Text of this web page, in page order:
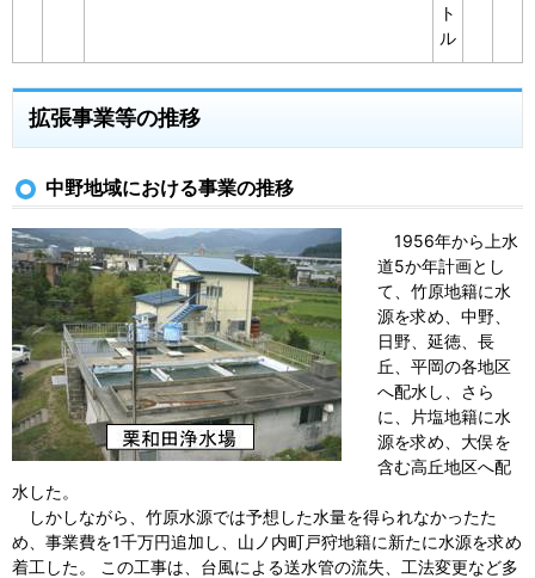
ト
ル
拡張事業等の推移
中野地域における事業の推移
1956年から上水
道5か年計画とし
て、竹原地籍に水
源を求め、中野、
日野、延徳、長
丘、平岡の各地区
へ配水し、さら
に、片塩地籍に水
源を求め、大俣を
含む高丘地区へ配
水した。
しかしながら、竹原水源では予想した水量を得られなかったた
め、事業費を1千万円追加し、山ノ内町戸狩地籍に新たに水源を求め
着工した。 この工事は、台風による送水管の流失、工法変更など多